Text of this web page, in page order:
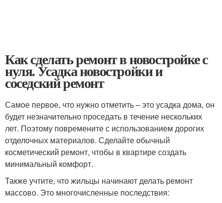
Как сделать ремонт в новостройке с
нуля. Усадка новостройки и
соседский ремонт
Самое первое, что нужно отметить – это усадка дома, он
будет незначительно проседать в течение нескольких
лет. Поэтому повремените с использованием дорогих
отделочных материалов. Сделайте обычный
косметический ремонт, чтобы в квартире создать
минимальный комфорт.
Также учтите, что жильцы начинают делать ремонт
массово. Это многочисленные последствия: